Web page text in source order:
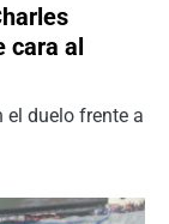
cara al
el duelo frente a